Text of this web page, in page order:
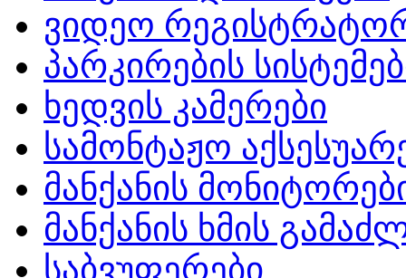
ვიდეო
პარკირების
ხედვის კამერები
სამონტაჟო
მანქანის
მანქანის ხმის
საბვუფერები